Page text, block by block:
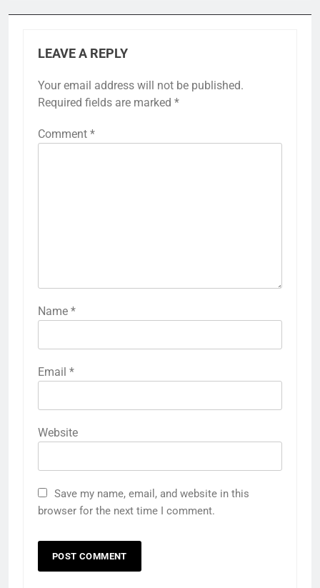
LEAVE A REPLY
Your email address will not be published.
Required fields are marked *
Comment *
Name *
Email *
Website
Save my name, email, and website in this
browser for the next time I comment.